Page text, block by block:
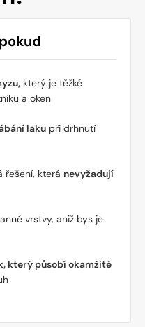
pokud
který je těžké
a oken
lakupři drhnutí
řešení, která nevyžadují
vrstvy, aniž bys je
který působí okamžitě